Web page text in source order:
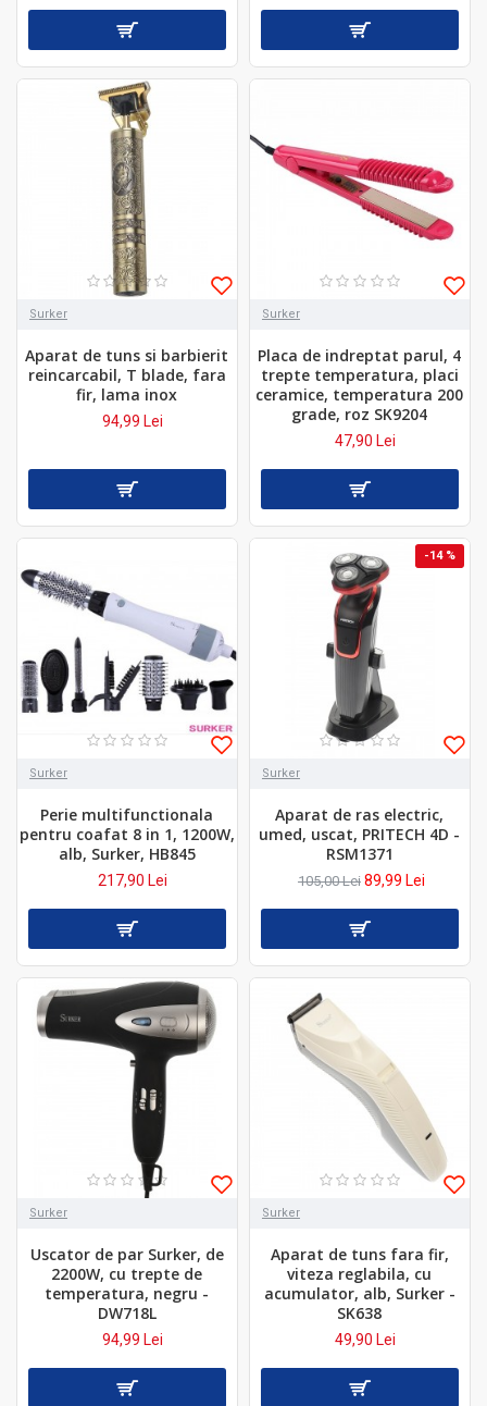
Surker
Aparat de tuns si barbierit
reincarcabil, T blade, fara
fir, lama inox
94,99 Lei
Surker
Placa de indreptat parul, 4
trepte temperatura, placi
ceramice, temperatura 200
grade, roz SK9204
47,90 Lei
Surker
Perie multifunctionala
pentru coafat 8 in 1, 1200W,
alb, Surker, HB845
217,90 Lei
-14 %
Surker
Aparat de ras electric,
umed, uscat, PRITECH 4D -
RSM1371
105,00 Lei 89,99 Lei
Surker
Uscator de par Surker, de
2200W, cu trepte de
temperatura, negru -
DW718L
94,99 Lei
Surker
Aparat de tuns fara fir,
viteza reglabila, cu
acumulator, alb, Surker -
SK638
49,90 Lei